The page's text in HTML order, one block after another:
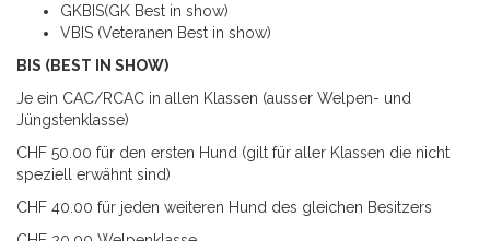
GKBIS(GK Best in show)
VBIS (Veteranen Best in show)
BIS (BEST IN SHOW)
Je ein CAC/RCAC in allen Klassen (ausser Welpen- und
Jüngstenklasse)
CHF 50.00 für den ersten Hund (gilt für aller Klassen die nicht
speziell erwähnt sind)
CHF 40.00 für jeden weiteren Hund des gleichen Besitzers